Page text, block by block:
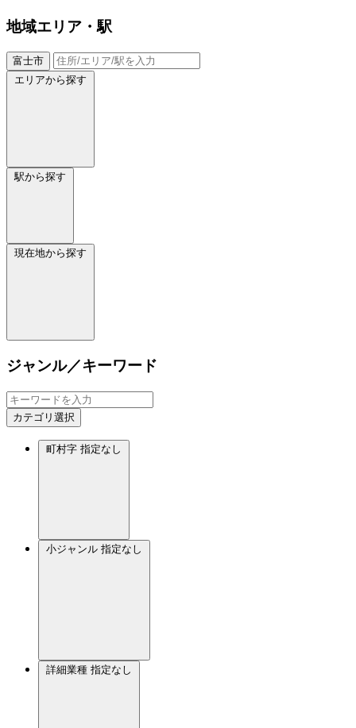
地域エリア・駅
富士市
エリアから探す
駅から探す
現在地から探す
ジャンル／キーワード
カテゴリ選択
町村字 指定なし
小ジャンル 指定なし
詳細業種 指定なし